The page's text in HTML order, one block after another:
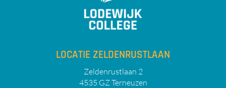
LOCATIE ZELDENRUSTLAAN
Zeldenrustlaan 2
4535 GZ Terneuzen